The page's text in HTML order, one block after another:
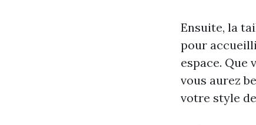
Ensuite, la
pour
espace. Que
vous aurez
votre style